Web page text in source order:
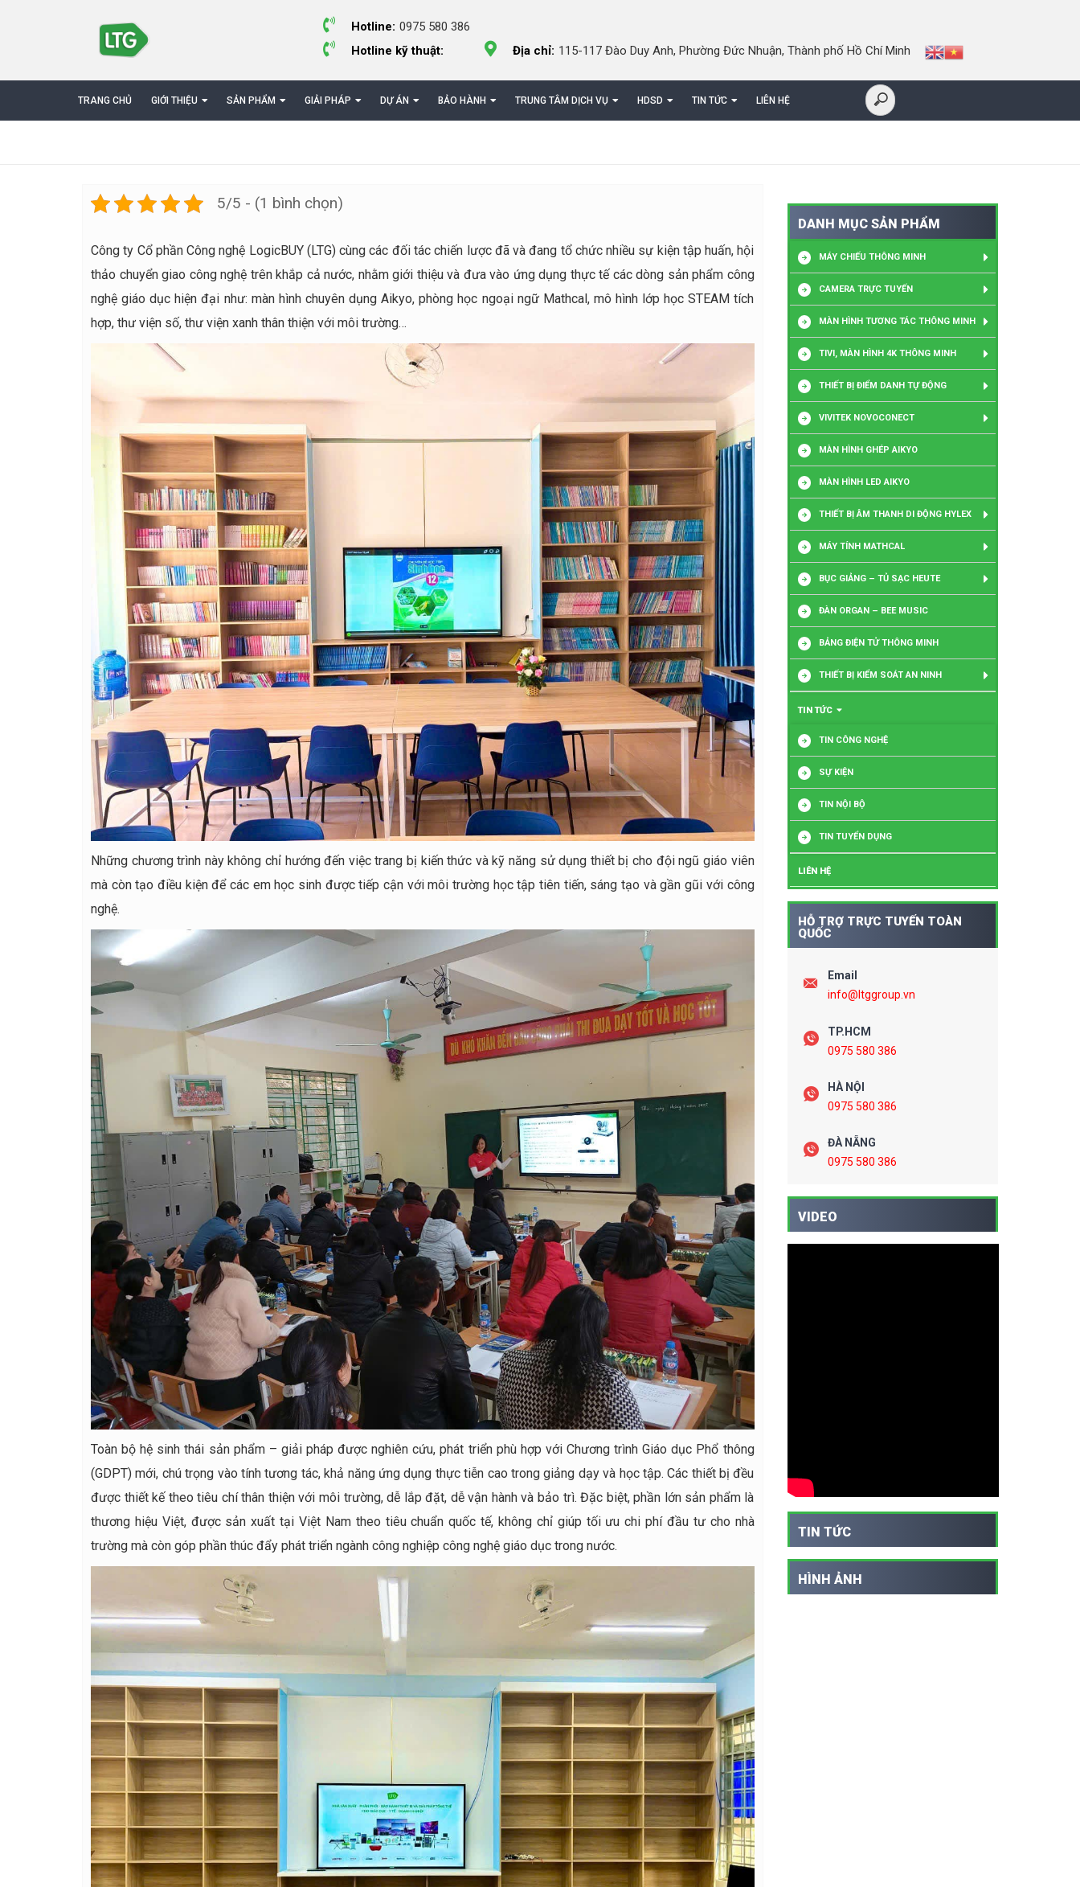
Hotline: 0975 580 386
Hotline kỹ thuật:
Địa chỉ: 115-117 Đào Duy Anh, Phường Đức Nhuận, Thành phố Hồ Chí Minh
TRANG CHỦ GIỚI THIỆU SẢN PHẨM GIẢI PHÁP DỰ ÁN BẢO HÀNH TRUNG TÂM DỊCH VỤ HDSD TIN TỨC LIÊN HỆ
5/5 - (1 bình chọn)
Công ty Cổ phần Công nghệ LogicBUY (LTG) cùng các đối tác chiến lược đã và đang tổ chức nhiều sự kiện tập huấn, hội
thảo chuyển giao công nghệ trên khắp cả nước, nhằm giới thiệu và đưa vào ứng dụng thực tế các dòng sản phẩm công
nghệ giáo dục hiện đại như: màn hình chuyên dụng Aikyo, phòng học ngoại ngữ Mathcal, mô hình lớp học STEAM tích
hợp, thư viện số, thư viện xanh thân thiện với môi trường…
Những chương trình này không chỉ hướng đến việc trang bị kiến thức và kỹ năng sử dụng thiết bị cho đội ngũ giáo viên
mà còn tạo điều kiện để các em học sinh được tiếp cận với môi trường học tập tiên tiến, sáng tạo và gần gũi với công
nghệ.
Toàn bộ hệ sinh thái sản phẩm – giải pháp được nghiên cứu, phát triển phù hợp với Chương trình Giáo dục Phổ thông
(GDPT) mới, chú trọng vào tính tương tác, khả năng ứng dụng thực tiễn cao trong giảng dạy và học tập. Các thiết bị đều
được thiết kế theo tiêu chí thân thiện với môi trường, dễ lắp đặt, dễ vận hành và bảo trì. Đặc biệt, phần lớn sản phẩm là
thương hiệu Việt, được sản xuất tại Việt Nam theo tiêu chuẩn quốc tế, không chỉ giúp tối ưu chi phí đầu tư cho nhà
trường mà còn góp phần thúc đẩy phát triển ngành công nghiệp công nghệ giáo dục trong nước.
DANH MỤC SẢN PHẨM
MÁY CHIẾU THÔNG MINH
CAMERA TRỰC TUYẾN
MÀN HÌNH TƯƠNG TÁC THÔNG MINH
TIVI, MÀN HÌNH 4K THÔNG MINH
THIẾT BỊ ĐIỂM DANH TỰ ĐỘNG
VIVITEK NOVOCONECT
MÀN HÌNH GHÉP AIKYO
MÀN HÌNH LED AIKYO
THIẾT BỊ ÂM THANH DI ĐỘNG HYLEX
MÁY TÍNH MATHCAL
BỤC GIẢNG – TỦ SẠC HEUTE
ĐÀN ORGAN – BEE MUSIC
BẢNG ĐIỆN TỬ THÔNG MINH
THIẾT BỊ KIỂM SOÁT AN NINH
TIN TỨC
TIN CÔNG NGHỆ
SỰ KIỆN
TIN NỘI BỘ
TIN TUYỂN DỤNG
LIÊN HỆ
HỖ TRỢ TRỰC TUYẾN TOÀN
QUỐC
Email
info@ltggroup.vn
TP.HCM
0975 580 386
HÀ NỘI
0975 580 386
ĐÀ NẴNG
0975 580 386
VIDEO
TIN TỨC
HÌNH ẢNH